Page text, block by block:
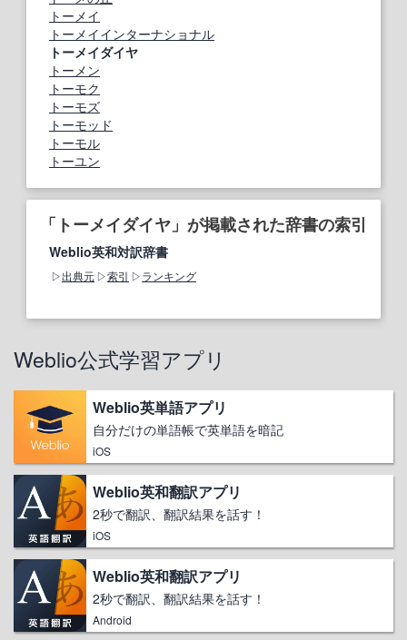
トーメイ
トーメイインターナショナル
トーメイダイヤ
トーメン
トーモク
トーモズ
トーモッド
トーモル
トーユン
「トーメイダイヤ」が掲載された辞書の索引
Weblio英和対訳辞書
出典元 索引 ランキング
Weblio公式学習アプリ
Weblio英単語アプリ
自分だけの単語帳で英単語を暗記
iOS
Weblio英和翻訳アプリ
2秒で翻訳、翻訳結果を話す！
iOS
Weblio英和翻訳アプリ
2秒で翻訳、翻訳結果を話す！
Android